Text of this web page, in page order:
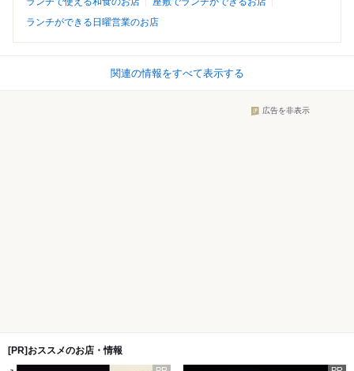
ランチができる日曜営業のお店
関連の情報をすべて表示する
広告を非表示
[PR]おススメのお店・情報